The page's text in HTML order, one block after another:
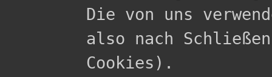
Die von uns
also nach
Cookies).